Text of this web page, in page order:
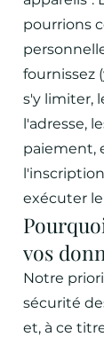
pourrions
fournissez
s'y limiter,
l'adresse,
paiement,
exécuter
vos
Notre
sécurité
et, à ce